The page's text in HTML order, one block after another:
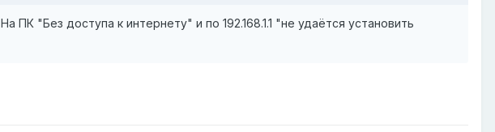
ПК "Без доступа к интернету" и по 192.168.1.1 "не удаётся установить